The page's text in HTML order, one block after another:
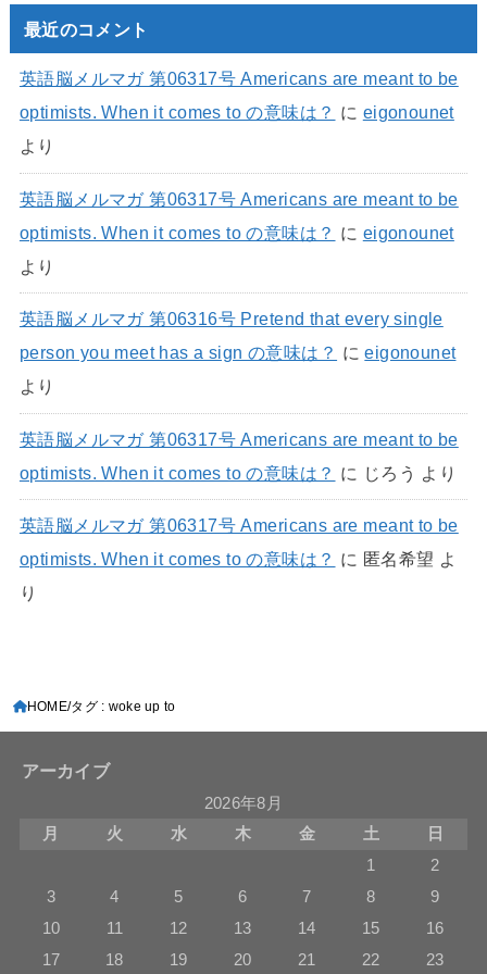
最近のコメント
英語脳メルマガ 第06317号 Americans are meant to be
optimists. When it comes to の意味は？ に eigonounet
より
英語脳メルマガ 第06317号 Americans are meant to be
optimists. When it comes to の意味は？ に eigonounet
より
英語脳メルマガ 第06316号 Pretend that every single
person you meet has a sign の意味は？ にeigonounet
より
英語脳メルマガ 第06317号 Americans are meant to be
optimists. When it comes to の意味は？ に じろう より
英語脳メルマガ 第06317号 Americans are meant to be
optimists. When it comes to の意味は？ に 匿名希望 よ
り
HOME タグ : woke up to
アーカイブ
2026年8月
月
火 水 木 金 土
日
1
2
3
4 5 6 7 8
9
10
11 12 13 14 15
16
17
18 19 20 21 22 23